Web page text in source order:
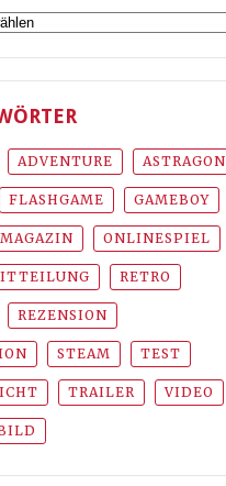
ADVENTURE ASTRAGON
FLASHGAME GAMEBOY
MAGAZIN ONLINESPIEL
RETRO
REZENSION
STEAM TEST
TRAILER VIDEO